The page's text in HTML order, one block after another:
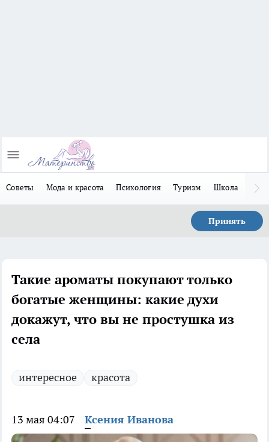
Советы Мода и красота Психология Туризм Школа
Принять
Такие ароматы покупают только
богатые женщины: какие духи
докажут, что вы не простушка из
села
интересное красота
13 мая 04:07 Ксения Иванова